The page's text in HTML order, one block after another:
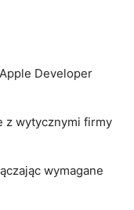
Developer
‍z wytycznymi​ firmy
wymagane